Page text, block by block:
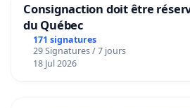
Consignaction doit être
du Québec
171 signatures
29 Signatures / 7 jours
18 Jul 2026